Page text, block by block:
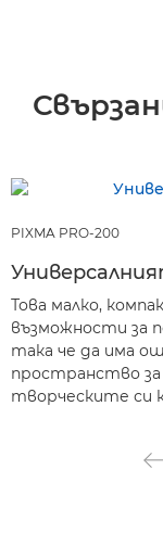
PIXMA PRO-200
Това малко,
възможности за
така че да има
пространство
творческите си